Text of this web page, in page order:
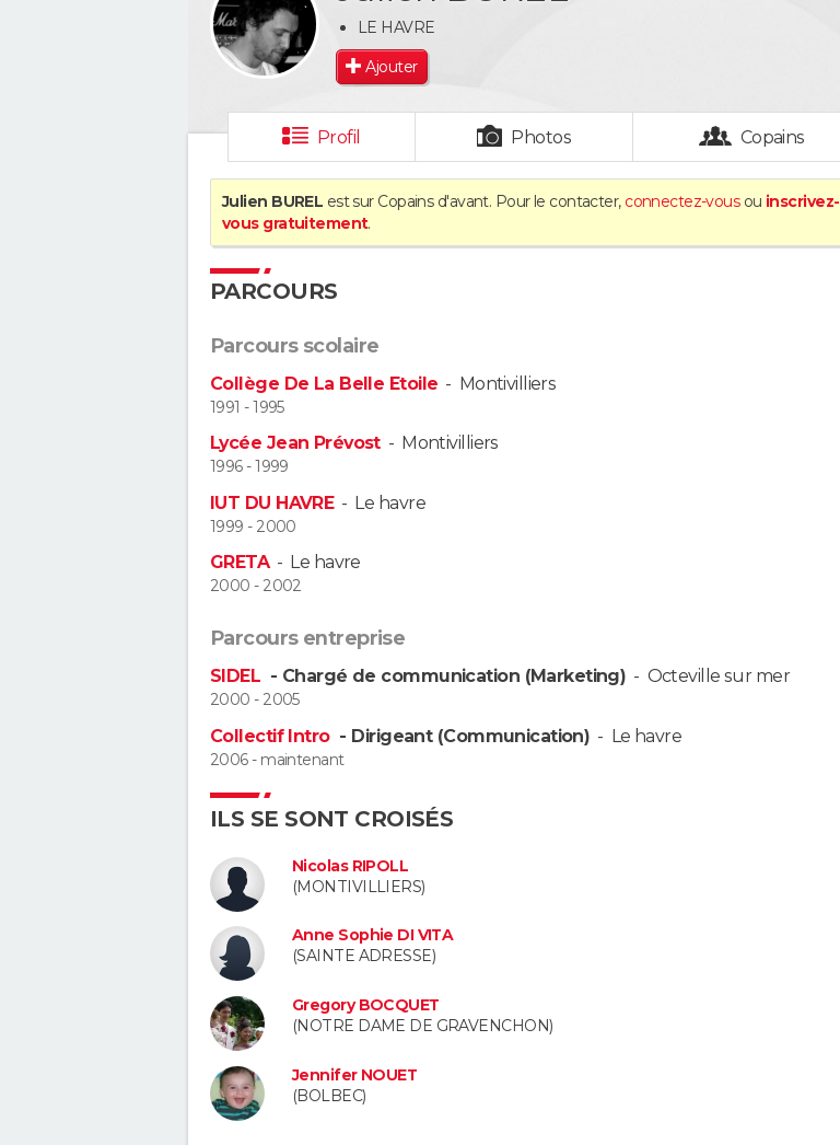
LE HAVRE
Ajouter
Profil Photos Copains
Julien BUREL est sur Copains d'avant. Pour le contacter, connectez-vousou inscrivez-
vous gratuitement.
PARCOURS
Parcours scolaire
Collège De La Belle Etoile - Montivilliers
1991 - 1995
Lycée Jean Prévost- Montivilliers
1996 - 1999
IUT DU HAVRE- Le havre
1999 - 2000
GRETA- Le havre
2000 - 2002
Parcours entreprise
SIDEL - Chargé de communication (Marketing) - Octeville sur mer
2000 - 2005
Collectif Intro - Dirigeant (Communication) - Le havre
2006 - maintenant
ILS SE SONT CROISÉS
Nicolas RIPOLL
(MONTIVILLIERS)
Anne Sophie DI VITA
(SAINTE ADRESSE)
Gregory BOCQUET
(NOTRE DAME DE GRAVENCHON)
Jennifer NOUET
(BOLBEC)